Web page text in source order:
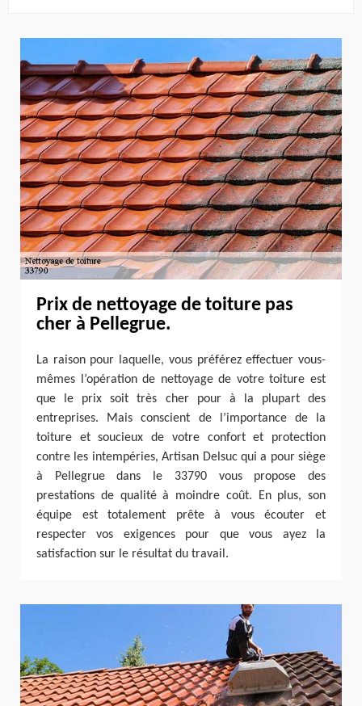
Prix de nettoyage de toiture pas
cher à Pellegrue.
La raison pour laquelle, vous préférez effectuer vous-
mêmes l’opération de nettoyage de votre toiture est
que le prix soit très cher pour à la plupart des
entreprises. Mais conscient de l’importance de la
toiture et soucieux de votre confort et protection
contre les intempéries, Artisan Delsuc qui a pour siège
à Pellegrue dans le 33790 vous propose des
prestations de qualité à moindre coût. En plus, son
équipe est totalement prête à vous écouter et
respecter vos exigences pour que vous ayez la
satisfaction sur le résultat du travail.